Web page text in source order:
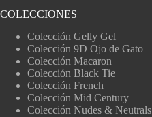
COLECCIONES
Colección Gelly Gel
Colección 9D Ojo de Gato
Colección Macaron
Colección Black Tie
Colección French
Colección Mid Century
Colección Nudes & Neutrals